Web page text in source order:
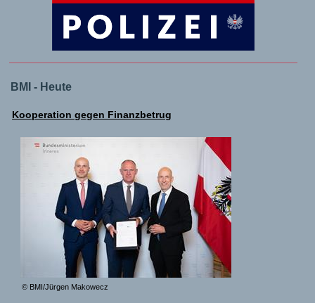
BMI - Heute
Kooperation gegen Finanzbetrug
© BMI/Jürgen Makowecz